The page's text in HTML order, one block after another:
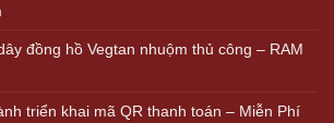
đồng hồ Vegtan nhuộm thủ công – RAM
triển khai mã QR thanh toán – Miễn Phí